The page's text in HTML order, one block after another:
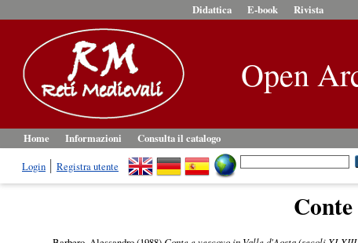
Didattica E-book Rivista
Open
Home Informazioni
Consulta il catalogo
Login
Registra utente